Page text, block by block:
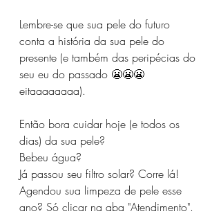
Lembre-se que sua pele do futuro
conta a história da sua pele do
presente (e também das peripécias do
seu eu do passado 😬😬😬
eitaaaaaaaa).⁣⁣⁣
Então bora cuidar hoje (e todos os
dias) da sua pele?⁣⁣⁣
Bebeu água?
Já passou seu filtro solar? Corre lá!⁣⁣⁣
Agendou sua limpeza de pele esse
ano? Só clicar na aba "Atendimento".